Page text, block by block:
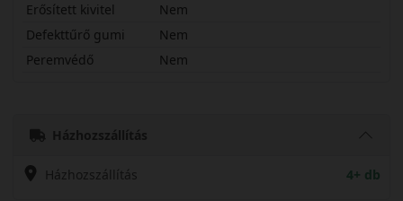
Erősített kivitel
Nem
Defekttűrő gumi
Nem
Peremvédő
Nem
Házhozszállítás
Házhozszállítás 4+ db